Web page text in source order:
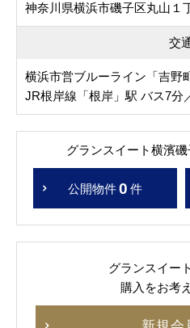
神奈川県横浜市磯子区丸山１
交
横浜市営ブルーライン「吉野
JR根岸線「根岸」駅 バス7分
グランスイート横濱
公開物件0 件
グランスイー
購入をお考